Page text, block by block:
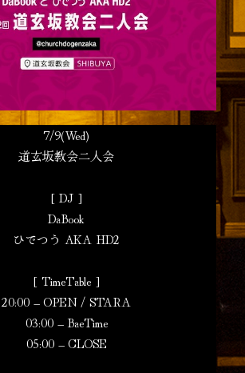
7/9(Wed)
道玄坂教会二人会
[ DJ ]
DaBook
ひでつう AKA HD2
[ TimeTable ]
20:00 – OPEN / STARA
03:00 – BaeTime
05:00 – CLOSE